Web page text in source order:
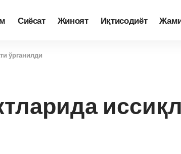
Сиёсат Жиноят Иқтисодиёт
ўрганилди